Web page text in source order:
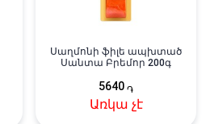
Սաղմոնի ֆիլե ապխտած
Սանտա Բրեմոր 200գ
5640 ֏
Առկա չէ